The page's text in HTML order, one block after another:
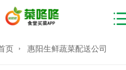
页 惠阳生鲜蔬菜配送公司